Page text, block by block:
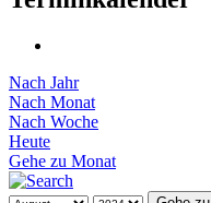
Nach Jahr
Nach Monat
Nach Woche
Heute
Gehe zu Monat